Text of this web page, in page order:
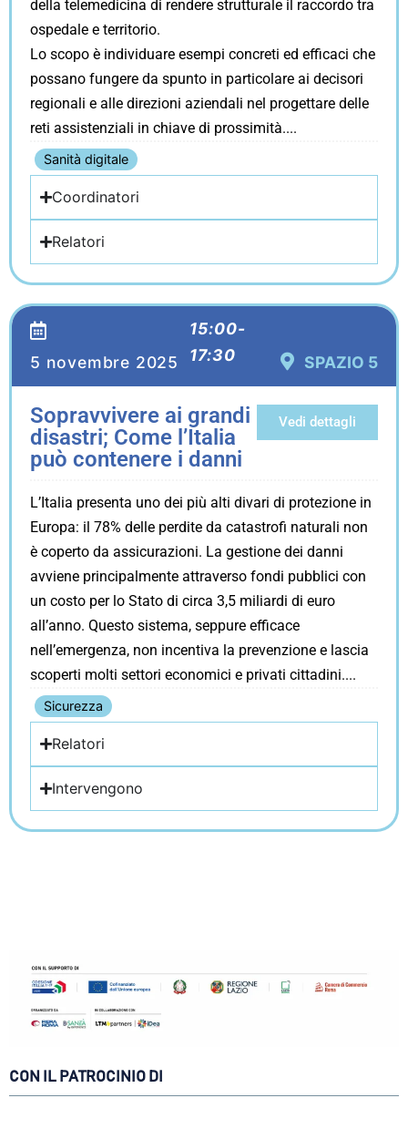
della telemedicina di rendere strutturale il raccordo tra
ospedale e territorio.
Lo scopo è individuare esempi concreti ed efficaci che
possano fungere da spunto in particolare ai decisori
regionali e alle direzioni aziendali nel progettare delle
reti assistenziali in chiave di prossimità.
Sanità digitale
Coordinatori
Relatori
5 novembre 2025
15:00-
17:30
SPAZIO 5
Sopravvivere ai grandi
disastri; Come l’Italia
può contenere i danni
Vedi dettagli
L’Italia presenta uno dei più alti divari di protezione in
Europa: il 78% delle perdite da catastrofi naturali non
è coperto da assicurazioni. La gestione dei danni
avviene principalmente attraverso fondi pubblici con
un costo per lo Stato di circa 3,5 miliardi di euro
all’anno. Questo sistema, seppure efficace
nell’emergenza, non incentiva la prevenzione e lascia
scoperti molti settori economici e privati cittadini.
Sicurezza
Relatori
Intervengono
CON IL PATROCINIO DI